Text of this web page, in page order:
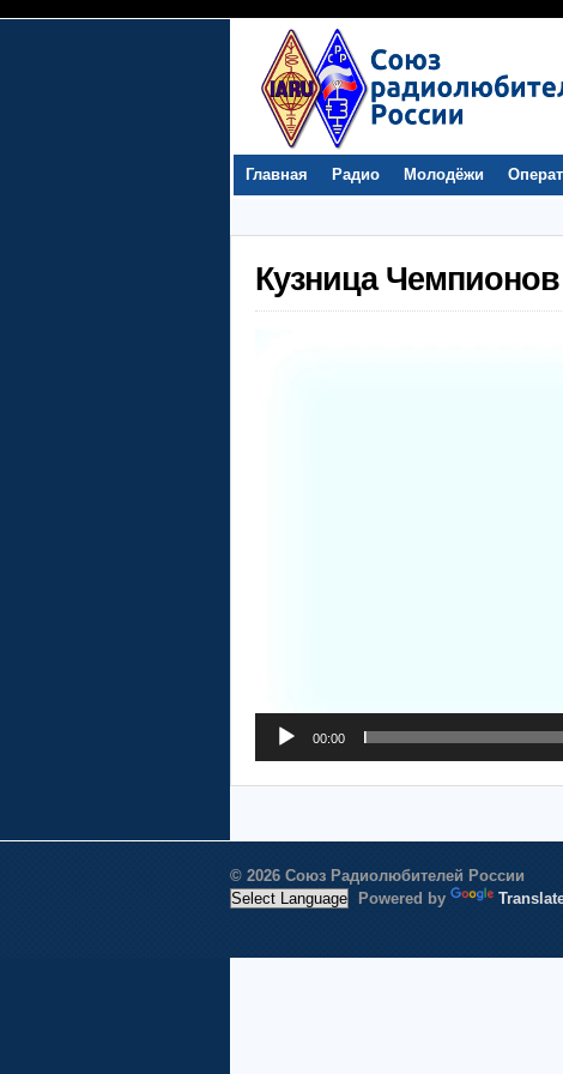
Главная Радио Молодёжи
Кузница Чемпионов
00:00
© 2026 Союз Радиолюбителей России
Powered by